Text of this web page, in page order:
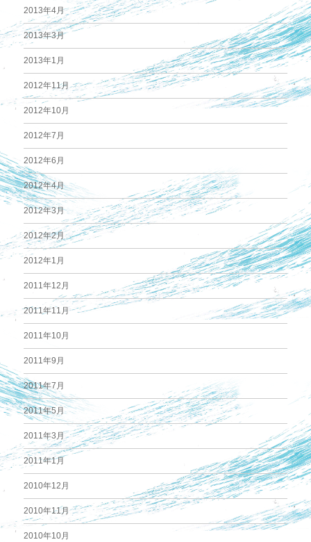
2013年4月
2013年3月
2013年1月
2012年11月
2012年10月
2012年7月
2012年6月
2012年4月
2012年3月
2012年2月
2012年1月
2011年12月
2011年11月
2011年10月
2011年9月
2011年7月
2011年5月
2011年3月
2011年1月
2010年12月
2010年11月
2010年10月